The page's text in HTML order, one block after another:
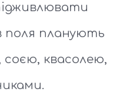
поля планують
квасолею,